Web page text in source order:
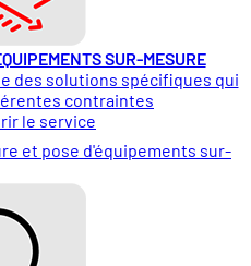
SUR-MESURE
des solutions spécifiques qui
contraintes
le service
et pose d'équipements sur-